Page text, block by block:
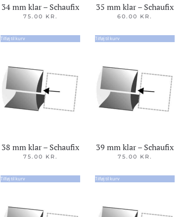
34 mm klar – Schaufix
75.00 KR.
Tilføj til kurv
35 mm klar – Schaufix
60.00 KR.
Tilføj til kurv
38 mm klar – Schaufix
75.00 KR.
Tilføj til kurv
39 mm klar – Schaufix
75.00 KR.
Tilføj til kurv